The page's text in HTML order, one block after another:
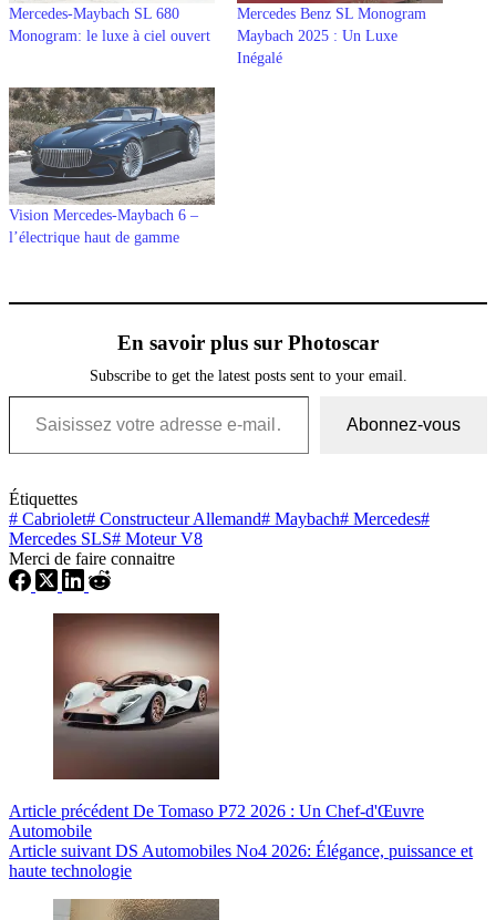
Mercedes-Maybach SL 680
Monogram: le luxe à ciel ouvert
Mercedes Benz SL Monogram
Maybach 2025 : Un Luxe
Inégalé
Vision Mercedes-Maybach 6 –
l’électrique haut de gamme
En savoir plus sur Photoscar
Subscribe to get the latest posts sent to your email.
Saisissez votre adresse e-mail…
Abonnez-vous
Étiquettes
# Cabriolet# Constructeur Allemand# Maybach# Mercedes#
Mercedes SLS# Moteur V8
Merci de faire connaitre
Article précédent De Tomaso P72 2026 : Un Chef-d'Œuvre
Automobile
Article suivant DS Automobiles No4 2026: Élégance, puissance et
haute technologie